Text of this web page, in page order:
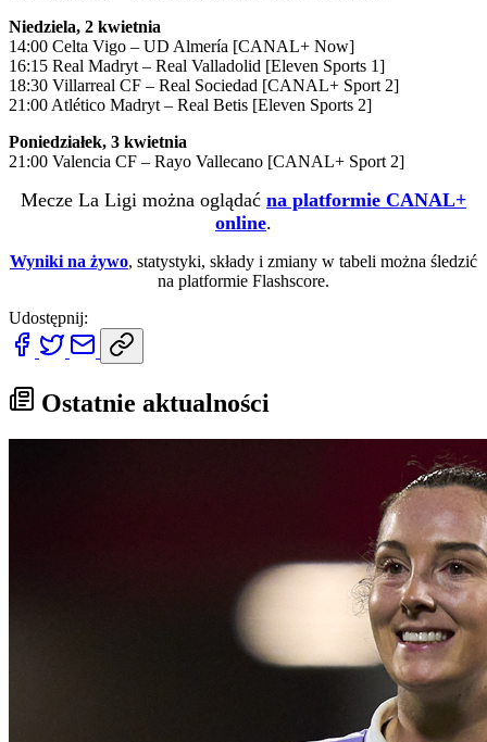
Niedziela, 2 kwietnia
14:00 Celta Vigo – UD Almería [CANAL+ Now]
16:15 Real Madryt – Real Valladolid [Eleven Sports 1]
18:30 Villarreal CF – Real Sociedad [CANAL+ Sport 2]
21:00 Atlético Madryt – Real Betis [Eleven Sports 2]
Poniedziałek, 3 kwietnia
21:00 Valencia CF – Rayo Vallecano [CANAL+ Sport 2]
Mecze La Ligi można oglądać na platformie CANAL+
online.
Wyniki na żywo, statystyki, składy i zmiany w tabeli można śledzić
na platformie Flashscore.
Udostępnij:
Ostatnie aktualności